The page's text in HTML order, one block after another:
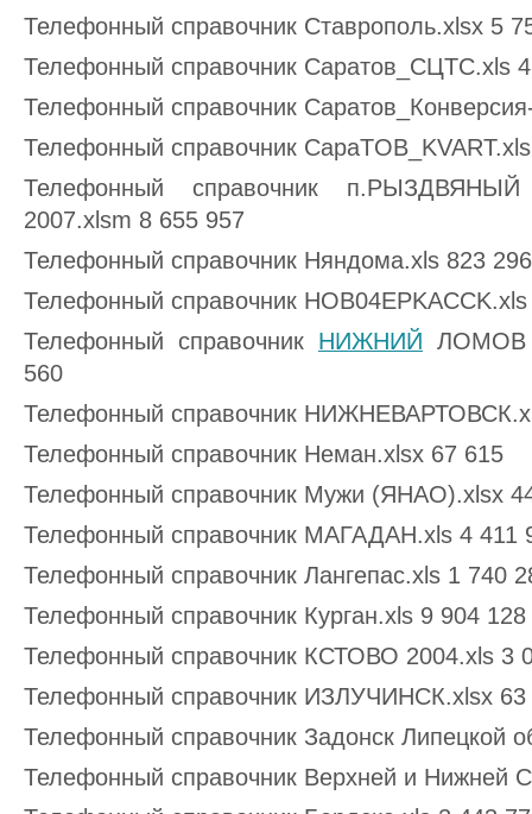
Телефонный справочник Ставрополь.xlsx 5
Телефонный справочник Саратов_СЦТС.хls
Телефонный справочник
Телефонный справочник
Телефонный справочник
2007.xlsm 8 655 957
Телефонный справочник Няндома.xls 823 296
Телефонный справочник
Телефонный справочник НИЖНИЙ ЛОМОВ
560
Телефонный справочник
Телефонный справочник Неман.xlsx 67 615
Телефонный справочник Мужи (ЯНАО).xlsx
Телефонный справочник МАГАДАН.xls 4 411
Телефонный справочник Лангепас.хls 1 740
Телефонный справочник Курган.xls 9 904 128
Телефонный справочник КСТОВО 2004.xls 3
Телефонный справочник ИЗЛУЧИНСК.xlsx 63
Телефонный справочник Задонск Липецкой
Телефонный справочник Верхней и Нижней